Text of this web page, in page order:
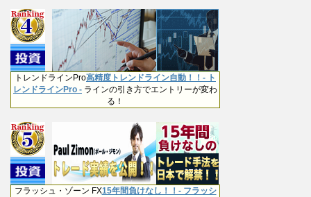
トレンドラインPro高精度トレンドライン自動！！- ト
レンドラインPro - ラインの引き方でエントリーが変わ
る！
フラッシュ・ゾーン FX15年間負けなし！！- フラッシ